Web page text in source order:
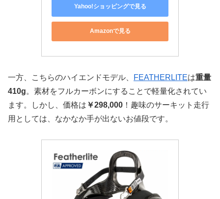
Yahoo!ショッピングで見る
Amazonで見る
一方、こちらのハイエンドモデル、 FEATHERLITEは重量
410g。素材をフルカーボンにすることで軽量化されてい
ます。しかし、価格は ￥298,000 ！趣味のサーキット走行
用としては、なかなか手が出ないお値段です。